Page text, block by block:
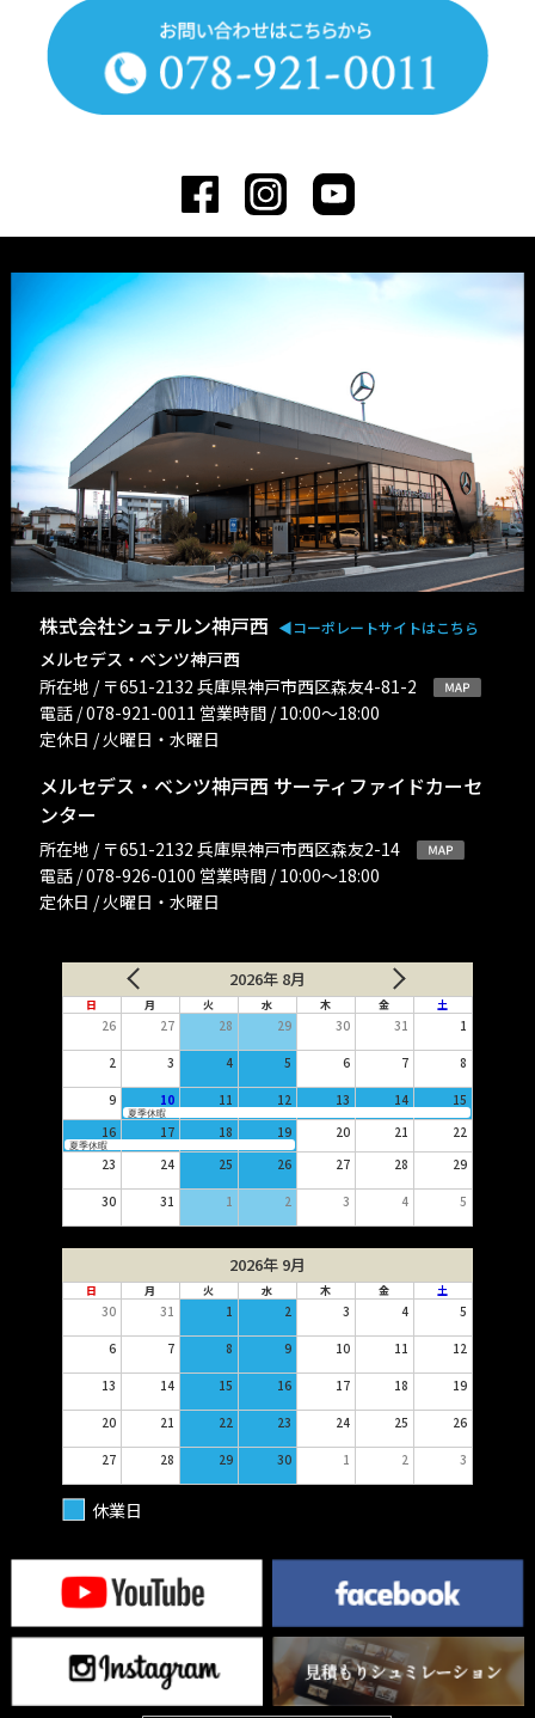
株式会社シュテルン神戸西 ◀︎コーポレートサイトはこちら
メルセデス・ベンツ神戸西
所在地 / 〒651-2132 兵庫県神戸市西区森友4-81-2
電話 / 078-921-0011 営業時間 / 10:00〜18:00
定休日 / 火曜日・水曜日
メルセデス・ベンツ神戸西 サーティファイドカーセ
ンター
所在地 / 〒651-2132 兵庫県神戸市西区森友2-14
電話 / 078-926-0100 営業時間 / 10:00〜18:00
定休日 / 火曜日・水曜日
2026年 8月
日 月 火 水 木 金 土
26 27 28 29 30 31 1
2 3 4 5 6 7 8
9 10 11 12 13 14 15
夏季休暇
16 17 18 19 20 21 22
夏季休暇
23 24 25 26 27 28 29
30 31 1 2 3 4 5
2026年 9月
日 月 火 水 木 金 土
30 31 1 2 3 4 5
6 7 8 9 10 11 12
13 14 15 16 17 18 19
20 21 22 23 24 25 26
27 28 29 30 1 2 3
休業日